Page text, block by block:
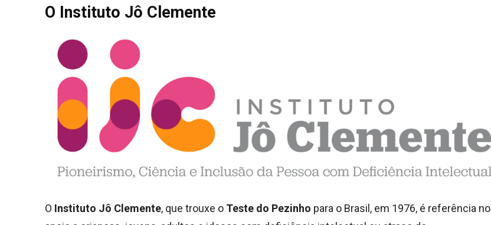
O Instituto Jô Clemente
O Instituto Jô Clemente, que trouxe o Teste do Pezinho para o Brasil, em 1976, é referência no